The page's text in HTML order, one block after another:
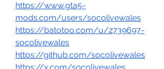
https://www.gta5-
mods.com/users/socolivewales
https://batotoo.com/u/2739697-
socolivewales
https://github.com/socolivewales